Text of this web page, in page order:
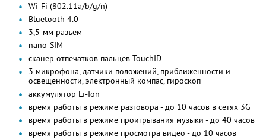
Wi-Fi (802.11a/b/g/n)
Bluetooth 4.0
3,5-мм разъем
nano-SIM
сканер отпечатков пальцев TouchID
3 микрофона, датчики положений, приближенности и
освещенности, электронный компас, гироскоп
аккумулятор Li-Ion
время работы в режиме разговора - до 10 часов в сетях 3G
время работы в режиме проигрывания музыки - до 40 часов
время работы в режиме просмотра видео - до 10 часов